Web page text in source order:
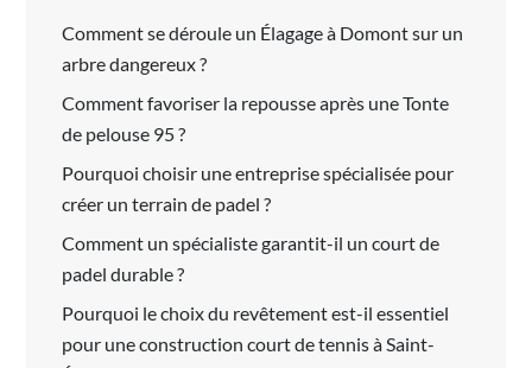
Comment se déroule un Élagage à Domont sur un
arbre dangereux ?
Comment favoriser la repousse après une Tonte
de pelouse 95 ?
Pourquoi choisir une entreprise spécialisée pour
créer un terrain de padel ?
Comment un spécialiste garantit-il un court de
padel durable ?
Pourquoi le choix du revêtement est-il essentiel
pour une construction court de tennis à Saint-